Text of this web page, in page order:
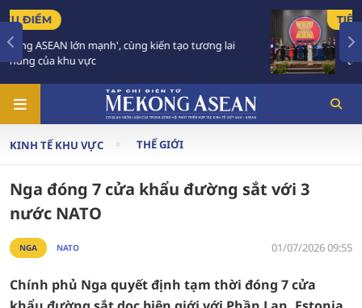
lai
59 năm ASEAN: Giữ vững đoàn kết, định hình
KINH TẾ KHU VỰC THẾ GIỚI
Nga đóng 7 cửa khẩu đường sắt với 3
nước NATO
NGA NATO 01/07/2026 09:55
Chính phủ Nga quyết định tạm thời đóng 7 cửa